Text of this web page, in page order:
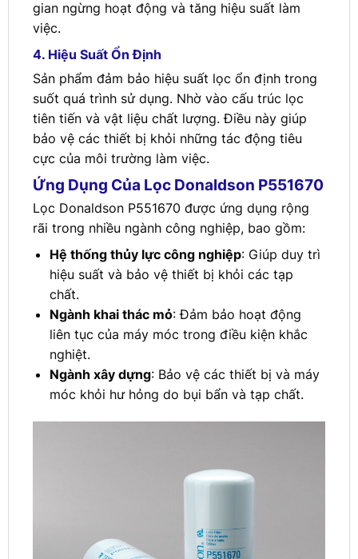
gian ngừng hoạt động và tăng hiệu suất làm
việc.
4. Hiệu Suất Ổn Định
Sản phẩm đảm bảo hiệu suất lọc ổn định trong
suốt quá trình sử dụng. Nhờ vào cấu trúc lọc
tiên tiến và vật liệu chất lượng. Điều này giúp
bảo vệ các thiết bị khỏi những tác động tiêu
cực của môi trường làm việc.
Ứng Dụng Của Lọc Donaldson P551670
Lọc Donaldson P551670 được ứng dụng rộng
rãi trong nhiều ngành công nghiệp, bao gồm:
Hệ thống thủy lực công nghiệp: Giúp duy trì
hiệu suất và bảo vệ thiết bị khỏi các tạp
chất.
Ngành khai thác mỏ: Đảm bảo hoạt động
liên tục của máy móc trong điều kiện khắc
nghiệt.
Ngành xây dựng: Bảo vệ các thiết bị và máy
móc khỏi hư hỏng do bụi bẩn và tạp chất.